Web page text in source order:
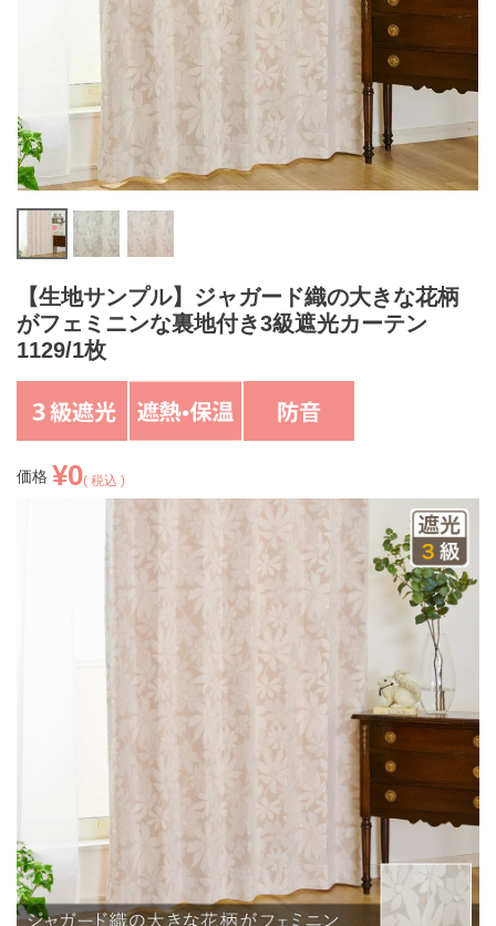
【生地サンプル】ジャガード織の大きな花柄
がフェミニンな裏地付き3級遮光カーテン
1129/1枚
価格 ¥0 税込